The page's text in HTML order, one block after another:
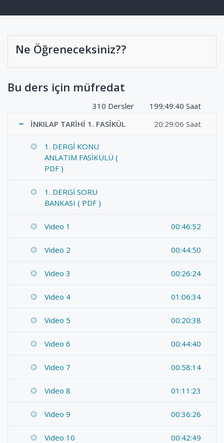
Ne Öğreneceksiniz??
Bu ders için müfredat
310 Dersler
199:49:40 Saat
İNKILAP TARİHİ 1. FASİKÜL
20:29:06 Saat
1. DERGİ KONU
ANLATIM FASİKÜLÜ (
PDF )
1. DERGİ SORU
BANKASI ( PDF )
Video 1 00:46:52
Video 2 00:44:50
Video 3 00:26:24
Video 4 01:06:34
Video 5 00:20:38
Video 6 00:44:40
Video 7 00:58:14
Video 8 01:11:23
Video 9 00:36:26
Video 10 00:42:49